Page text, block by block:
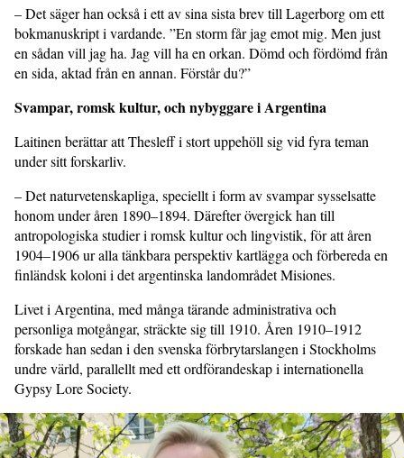
– Det säger han också i ett av sina sista brev till Lagerborg om ett
bokmanuskript i vardande. ”En storm får jag emot mig. Men just
en sådan vill jag ha. Jag vill ha en orkan. Dömd och fördömd från
en sida, aktad från en annan. Förstår du?”
Svampar, romsk kultur, och nybyggare i Argentina
Laitinen berättar att Thesleff i stort uppehöll sig vid fyra teman
under sitt forskarliv.
– Det naturvetenskapliga, speciellt i form av svampar sysselsatte
honom under åren 1890–1894. Därefter övergick han till
antropologiska studier i romsk kultur och lingvistik, för att åren
1904–1906 ur alla tänkbara perspektiv kartlägga och förbereda en
finländsk koloni i det argentinska landområdet Misiones.
Livet i Argentina, med många tärande administrativa och
personliga motgångar, sträckte sig till 1910. Åren 1910–1912
forskade han sedan i den svenska förbrytarslangen i Stockholms
undre värld, parallellt med ett ordförandeskap i internationella
Gypsy Lore Society.